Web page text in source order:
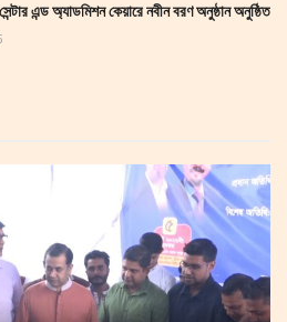
এন্ড অ্যাডমিশন কেয়ারে নবীন বরণ অনুষ্ঠান অনুষ্ঠিত